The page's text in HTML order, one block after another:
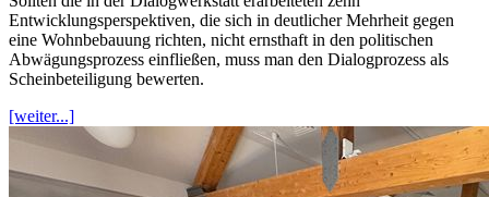
Entwicklungsperspektiven, die sich in deutlicher Mehrheit gegen
eine Wohnbebauung richten, nicht ernsthaft in den politischen
Abwägungsprozess einfließen, muss man den Dialogprozess als
Scheinbeteiligung bewerten.
[weiter...]